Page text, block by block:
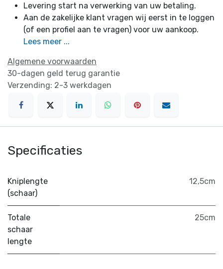
Levering start na verwerking van uw betaling.
Aan de zakelijke klant vragen wij eerst in te loggen
(of een profiel aan te vragen) voor uw aankoop.
Lees meer ...
Algemene voorwaarden
30-dagen geld terug garantie
Verzending: 2-3 werkdagen
Specificaties
Kniplengte
(schaar)
12,5cm
Totale
schaar
lengte
25cm